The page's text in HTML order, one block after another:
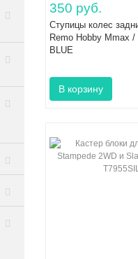
350 руб.
Ступицы колес
Remo Hobby Mmax
BLUE